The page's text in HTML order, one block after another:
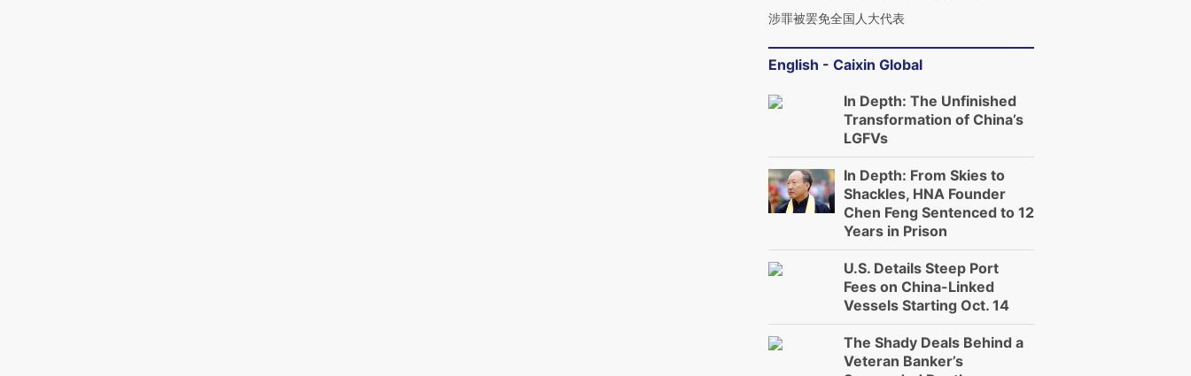
涉罪被罢免全国人大代表
English - Caixin Global
In Depth: The Unfinished
Transformation of China’s
LGFVs
In Depth: From Skies to
Shackles, HNA Founder
Chen Feng Sentenced to 12
Years in Prison
U.S. Details Steep Port
Fees on China-Linked
Vessels Starting Oct. 14
The Shady Deals Behind a
Veteran Banker’s